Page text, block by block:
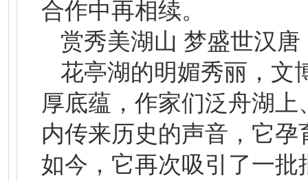
合作中再相续。
赏秀美湖山 梦盛世汉唐
花亭湖的明媚秀丽，文
厚底蕴，作家们泛舟湖
内传来历史的声音，它
如今，它再次吸引了一